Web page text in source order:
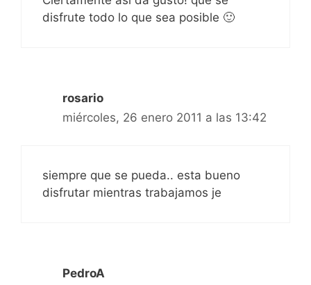
disfrute todo lo que sea posible 🙂
rosario
miércoles, 26 enero 2011 a las 13:42
siempre que se pueda.. esta bueno
disfrutar mientras trabajamos je
PedroA